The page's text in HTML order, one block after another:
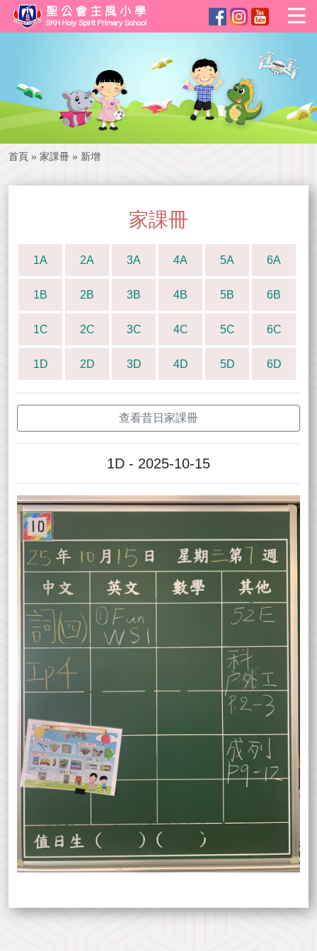
首頁 » 家課冊 » 新增
家課冊
1A 2A 3A 4A 5A 6A
1B 2B 3B 4B 5B 6B
1C 2C 3C 4C 5C 6C
1D 2D 3D 4D 5D 6D
查看昔日家課冊
1D - 2025-10-15